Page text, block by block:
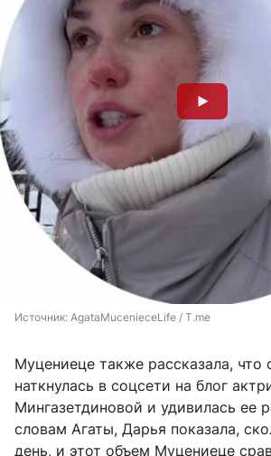
Источник: AgataMucenieceLife / T.me
Муцениеце также рассказала, что
наткнулась в соцсети на блог
Мингазетдиновой и удивилась ее
словам Агаты, Дарья показала,
день, и этот объем Муцениеце